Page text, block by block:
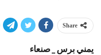
Share
يمني برس _ صنعاء